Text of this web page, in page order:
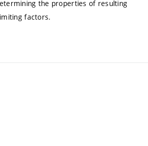
the properties of resulting
factors.